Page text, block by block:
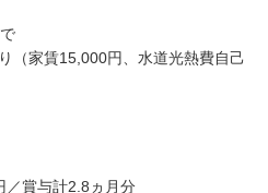
（家賃15,000円、水道光熱費自己
／賞与計2.8ヵ月分